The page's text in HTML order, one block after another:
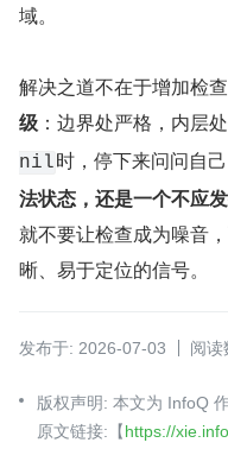
域。
解决之道不在于增加检
级 ：边界处严格，内层
nil时，停下来问问自己
法状态，还是一个不应
就不要让检查成为噪音
晰、易于定位的信号。
发布于: 2026-07-03 阅读
版权声明: 本文为 InfoQ
原文链接:【https://